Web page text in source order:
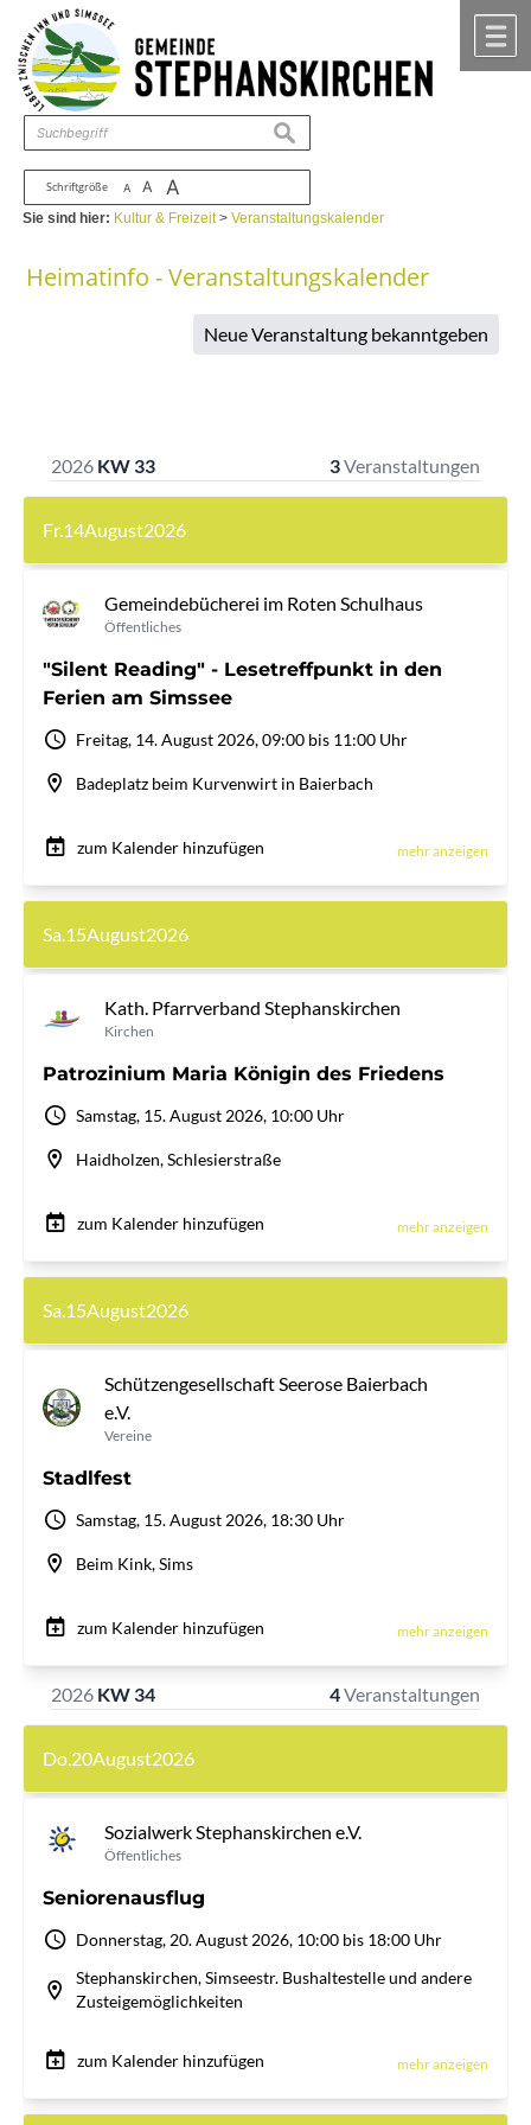
Zum Inhalt ,zur Navigation
Schriftgröße A A A
suchen
Sie sind hier: Kultur & Freizeit>Veranstaltungskalender
Heimatinfo - Veranstaltungskalender